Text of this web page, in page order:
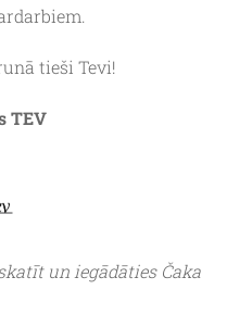
tieši Tevi!
TEV
un iegādāties Čaka